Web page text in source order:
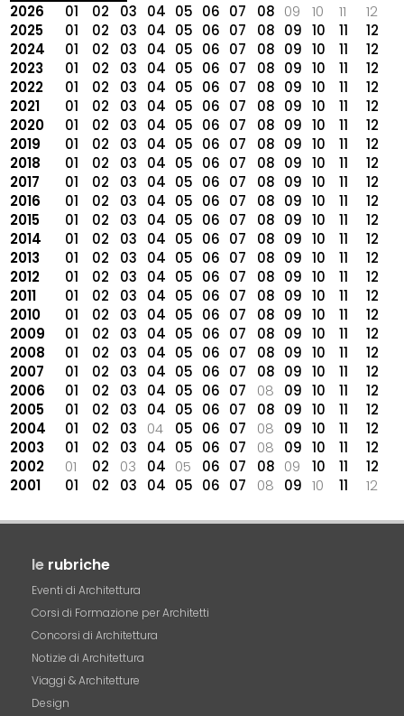
2026 01 02 03 04 05 06 07 08 09 10 11
12
2025
01 02 03 04 05 06 07 08 09 10 11
12
2024
01 02 03 04 05 06 07 08 09 10 11
12
2023
01 02 03 04 05 06 07 08 09 10 11
12
2022
01 02 03 04 05 06 07 08 09 10 11
12
2021
01 02 03 04 05 06 07 08 09 10 11
12
2020
01 02 03 04 05 06 07 08 09 10 11
12
2019
01 02 03 04 05 06 07 08 09 10 11
12
2018
01 02 03 04 05 06 07 08 09 10 11
12
2017
01 02 03 04 05 06 07 08 09 10 11
12
2016
01 02 03 04 05 06 07 08 09 10 11
12
2015
01 02 03 04 05 06 07 08 09 10 11
12
2014
01 02 03 04 05 06 07 08 09 10 11
12
2013
01 02 03 04 05 06 07 08 09 10 11
12
2012
01 02 03 04 05 06 07 08 09 10 11
12
2011
01 02 03 04 05 06 07 08 09 10 11
12
2010
01 02 03 04 05 06 07 08 09 10 11
12
2009
01 02 03 04 05 06 07 08 09 10 11
12
2008
01 02 03 04 05 06 07 08 09 10 11
12
2007
01 02 03 04 05 06 07 08 09 10 11
12
2006
01 02 03 04 05 06 07 08 09 10 11
12
2005
01 02 03 04 05 06 07 08 09 10 11
12
2004
01 02 03 04 05 06 07 08 09 10 11
12
2003
01 02 03 04 05 06 07 08 09 10 11
12
2002
01 02 03 04 05 06 07 08 09 10 11
12
2001
01 02 03 04 05 06 07 08 09 10 11 12
le rubriche
Eventi di Architettura
Corsi di Formazione per Architetti
Concorsi di Architettura
Notizie di Architettura
Viaggi & Architetture
Design